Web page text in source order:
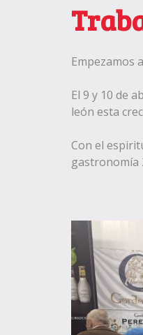
Empezamos
El 9 y 10 de
león esta
Con el
gastronomía